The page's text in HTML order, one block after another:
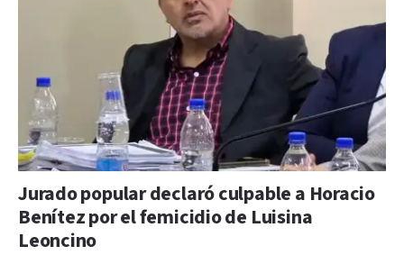
Jurado popular declaró culpable a Horacio
Benítez por el femicidio de Luisina
Leoncino